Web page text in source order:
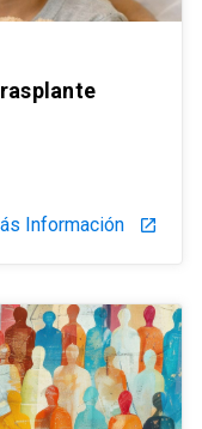
Información launch